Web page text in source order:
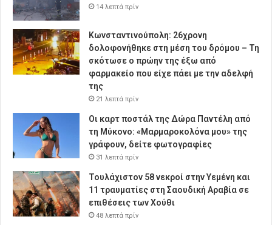
14 λεπτά πρίν
Κωνσταντινούπολη: 26χρονη
δολοφονήθηκε στη μέση του δρόμου – Τη
σκότωσε ο πρώην της έξω από
φαρμακείο που είχε πάει με την αδελφή
της
21 λεπτά πρίν
Οι καρτ ποστάλ της Δώρα Παντέλη από
τη Μύκονο: «Μαρμαροκολόνα μου» της
γράφουν, δείτε φωτογραφίες
31 λεπτά πρίν
Τουλάχιστον 58 νεκροί στην Υεμένη και
11 τραυματίες στη Σαουδική Αραβία σε
επιθέσεις των Χούθι
48 λεπτά πρίν